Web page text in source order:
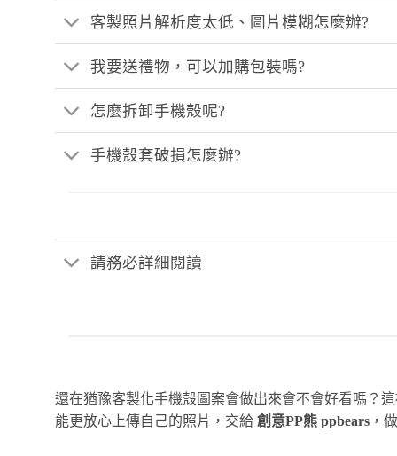
客製照片解析度太低、圖片模糊怎麼辦?
我要送禮物，可以加購包裝嗎?
怎麼拆卸手機殼呢?
手機殼套破損怎麼辦?
請務必詳細閱讀
還在猶豫客製化手機殼圖案會做出來會不會好看嗎？
能更放心上傳自己的照片，交給 創意PP熊 ppbears ，